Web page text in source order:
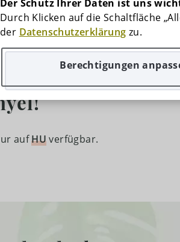
Der Schutz Ihrer Daten ist uns
Durch Klicken auf die Schaltfläche
der Datenschutzerklärung zu.
Berechtigungen
a
aufHUverfügbar.